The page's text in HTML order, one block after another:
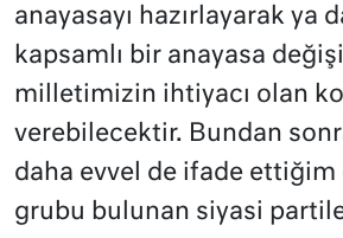
anayasayı hazırlayarak ya
kapsamlı bir anayasa
milletimizin ihtiyacı olan
verebilecektir. Bundan
daha evvel de ifade ettiğim
grubu bulunan siyasi